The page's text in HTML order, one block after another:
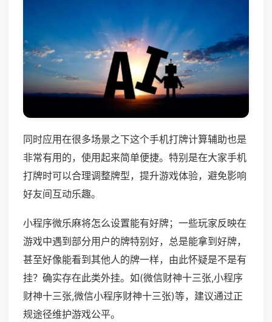
同时应用在很多场景之下这个手机打牌计算辅助也是
非常有用的，使用起来简单便捷。特别是在大家手机
打牌时可以合理调整牌型，提升游戏体验，避免影响
好友间互动乐趣。
小程序微乐麻将怎么设置能有好牌；一些玩家反映在
游戏中遇到部分用户的牌特别好，总是能拿到好牌，
甚至好像能看到其他人的牌一样，由此怀疑是不是有
挂？确实存在此类外挂。如(微信财神十三张,小程序
财神十三张,微信小程序财神十三张)等，建议通过正
规途径维护游戏公平。